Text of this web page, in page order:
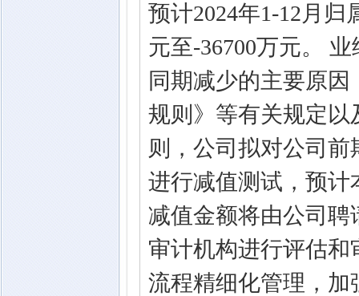
预计2024年1-12月
元至-36700万元。
同期减少的主要原
规则》等有关规定
则，公司拟对公司
进行减值测试，预
减值金额将由公司
审计机构进行评估
流程精细化管理，